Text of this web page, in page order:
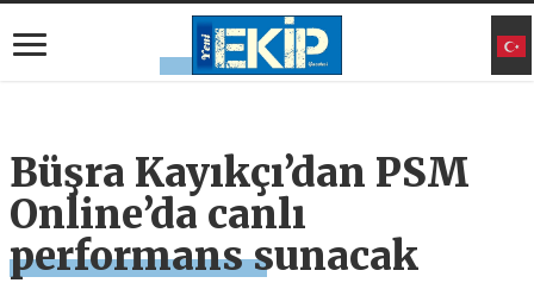
Büşra Kayıkçı’dan PSM
Online’da canlı
performans sunacak